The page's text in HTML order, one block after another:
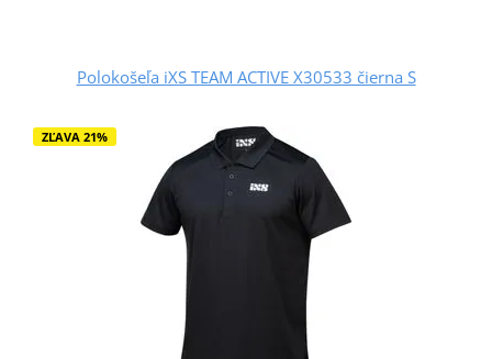
Polokošeľa iXS TEAM ACTIVE X30533 čierna S
ZĽAVA 21%